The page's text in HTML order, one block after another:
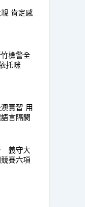
肯定感
檢警全
托咪
實習 用
言隔閡
義守大
賽六項